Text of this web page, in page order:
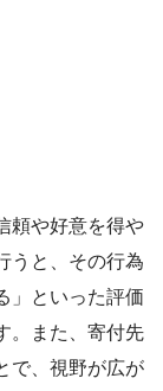
頼や好意を得や
うと、その行為
」といった評価
。また、寄付先
で、視野が広が